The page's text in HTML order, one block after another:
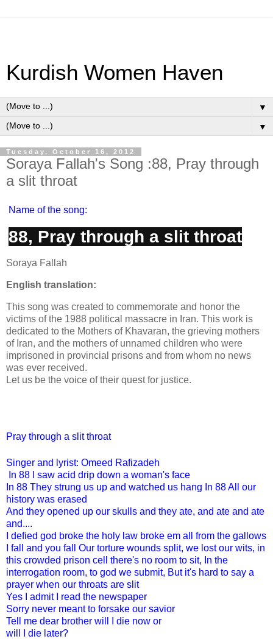
Kurdish Women Haven
▼
▼
Tuesday, October 16, 2012
Soraya Fallah's Song :88, Pray through
a slit throat
Name of the song:
88, Pray through a slit throat
Soraya Fallah
English translation:
This song was created to commemorate and honor the
victims of the 1988 political massacre in Iran. This work is
dedicated to the Mothers of Khavaran, the grieving mothers
of Iran, and the mothers of unnamed children who were
imprisoned in provincial prisons and from whom no news
was ever received.
Let us be the voice of their quest for justice.
Pray through a slit throat
Singer and lyrist: Omeed Rafizadeh
In 88 I saw acid drip down a woman's face
In 88 They strung us up and watched us hang In 88 All our
history was erased
And they opened up our skulls and they ate, and ate and ate
and....
I defied god broke the holy law broke em all from the gallows
I fall and you fall Our torture wounds split, we lost our wits, in
this crowded prison cell there's no room to sit, In the
interrogation room, to god we submit, But it's hard to say a
prayer when our throats are slit
Yes I admit I read the newspaper
Sorry never meant to forsake our savior
Tell me dear brother will I die now or
will I die later?